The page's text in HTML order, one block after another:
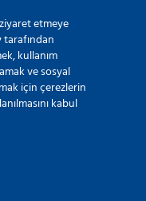
etmeye
kullanım
ve sosyal
için çerezlerin
kabul